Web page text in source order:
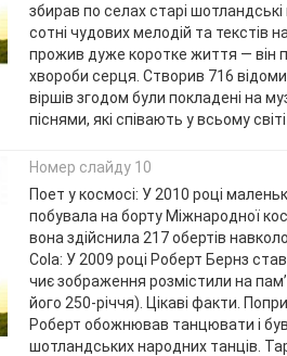
збирав по селах старі шотландські
сотні чудових мелодій та текстів
прожив дуже коротке життя — він
хвороби серця. Створив 716
віршів згодом були покладені на
піснями, які співають у всьому
Номер слайду 10
Поет у космосі: У 2010 році
побувала на борту Міжнародної
вона здійснила 217 обертів
Cola: У 2009 році Роберт Бернз
чиє зображення розмістили на
його 250-річчя). Цікаві факти.
Роберт обожнював танцювати і
шотландських народних танців.